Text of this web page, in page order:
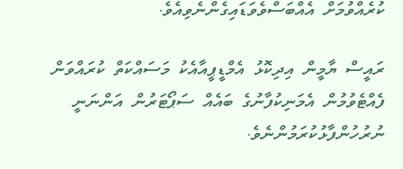
ކުރެއްވުމަށް އެއްބަސްވެވަޑައިގެންނެވިއެވެ.
ރައީސް ޔާމީން އިދިކޮޅު އެމްޑީޕީއާއެކު މަސައްކަތް ކުރައްވަން
ފެއްޓެވުމުން އެމަނިކުފާނުގެ ބައެއް ސަޕޯޓަރުން އަންނަނީ
ނުރުހުންފާޅުކުރަމުންނެވެ.